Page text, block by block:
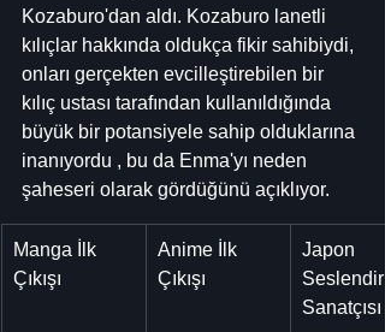
Kozaburo'dan aldı. Kozaburo lanetli
kılıçlar hakkında oldukça fikir sahibiydi,
onları gerçekten evcilleştirebilen bir
kılıç ustası tarafından kullanıldığında
büyük bir potansiyele sahip olduklarına
inanıyordu , bu da Enma'yı neden
şaheseri olarak gördüğünü açıklıyor.
Manga İlk
Çıkışı
Anime İlk
Çıkışı
Japon
Sanatçısı